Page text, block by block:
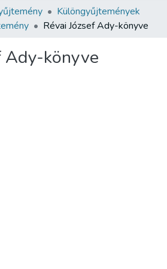
Különgyűjtemények
Révai József Ady-könyve
Ady-könyve